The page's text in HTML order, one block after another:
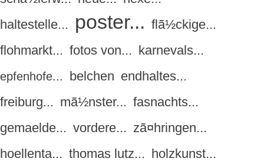
haltestelle... poster... flã½ckige...
flohmarkt... fotos von... karnevals...
epfenhofe... belchen endhaltes...
freiburg... mã½nster... fasnachts...
gemaelde... vordere... zã¤hringen...
hoellenta... thomas lutz... holzkunst...